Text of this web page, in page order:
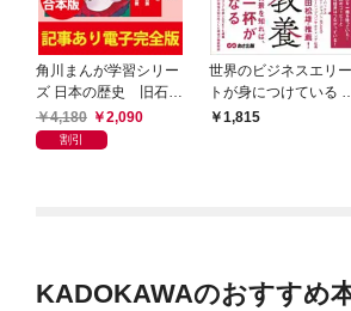
角川まんが学習シリー
ズ 日本の歴史 旧石器
～平安時代後期 【記
事あり電子完全版 ４冊
4,180 2,090
割引
世界のビジネスエリー
トが身につけている コ
ーヒーの教養
1,815
KADOKAWAのおすすめ